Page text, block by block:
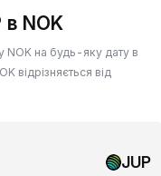
в NOK
NOK на будь-яку дату в
відрізняється від
JUP